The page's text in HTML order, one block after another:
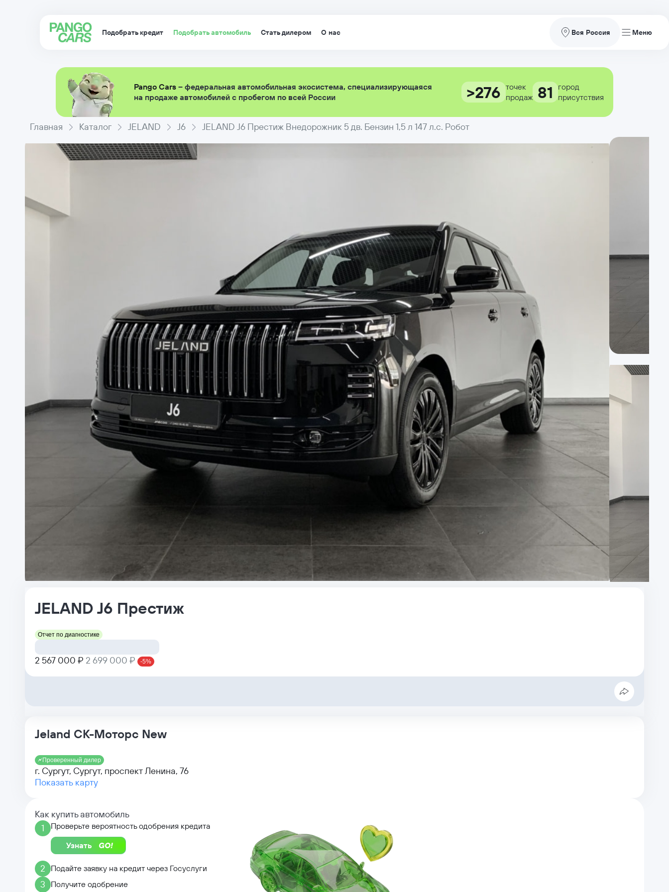
Подобрать кредит Подобрать автомобиль Стать дилером О нас Вся Россия
Pango Cars – федеральная автомобильная экосистема, специализирующаяся
на продаже автомобилей с пробегом по всей России
>276 точек
продаж 81
город
присутствия
Главная Каталог JELAND J6 JELAND J6 Престиж Внедорожник 5 дв. Бензин 1,5 л 147 л.с. Робот
JELAND J6 Престиж
Отчет по диагностике
2 567 000 ₽ 2 699 000 ₽ -5%
Jeland СК-Моторс New
Проверенный дилер
г. Сургут, Сургут, проспект Ленина, 76
Показать карту
Как купить автомобиль
1
Проверьте вероятность одобрения кредита
Узнать
2 Подайте заявку на кредит через Госуслуги
3 Получите одобрение